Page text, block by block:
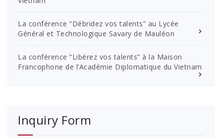
La conférence “Débridez vos talents” au Lycée
Général et Technologique Savary de Mauléon
La conférence “Libérez vos talents” à la Maison
Francophone de l’Académie Diplomatique du Vietnam
Inquiry Form